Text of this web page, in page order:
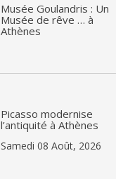
Musée Goulandris : Un
Musée de rêve … à
Athènes
Picasso modernise
l’antiquité à Athènes
Samedi 08 Août, 2026